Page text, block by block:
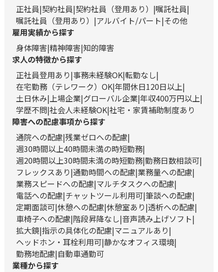
正社員 契約社員 契約社員（登用あり）
嘱託社員
嘱託社員（登用あり）
アルバイト/パート その他
雇用実績から探す
身体障害 精神障害 知的障害
求人の特徴から探す
正社員登用あり 事務未経験OK 転勤なし
在宅勤務（テレワーク）OK 年間休日120日以上
土日休み 上場企業 グローバル企業 年収400万円以上
学歴不問 社会人未経験OK 社宅・家賃補助制度あり
障害への配慮事項から探す
通院への配慮 残業ゼロへの配慮
週30時間以上40時間未満の時短勤務
週20時間以上30時間未満の時短勤務 勤務日数相談可
フレックスあり 通勤時間への配慮 業務量への配慮
業務スピードへの配慮 マルチタスクへの配慮
電話への配慮 チャットツール利用可 筆談への配慮
定期面談可 休憩への配慮 休憩室あり 透析への配慮
車椅子への配慮 階段昇降なし 音声読み上げソフト
拡大鏡 指示の具体化の配慮 マニュアルあり
ヘッドホン・耳栓利用可 静かなオフィス環境
勤務地配慮 自動車通勤可
業種から探す